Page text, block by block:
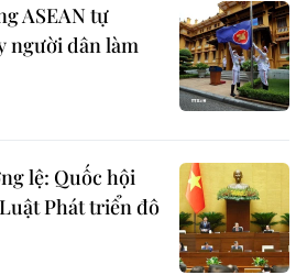
ASEAN tự
người dân làm
lệ: Quốc hội
Phát triển đô